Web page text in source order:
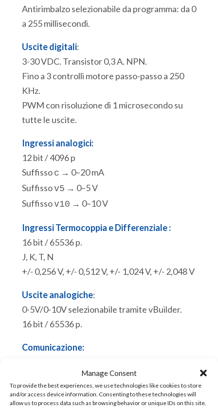
Manage Consent
To provide the best experiences, we use technologies like cookies to store
and/or access device information. Consenting to these technologies will
allow us to process data such as browsing behavior or unique IDs on this site.
Antirimbalzo selezionabile da programma: da 0
a 255 millisecondi.
Uscite digitali:
3-30 VDC. Transistor 0,3 A. NPN.
Fino a 3 controlli motore passo-passo a 250
KHz.
PWM con risoluzione di 1 microsecondo su
tutte le uscite.
Ingressi analogici:
12 bit / 4096 p
Suffisso c → 0–20 mA
Suffissov5 → 0–5 V
Suffissov10 → 0–10 V
Ingressi Termocoppia e Differenziale :
16 bit / 65536 p.
J, K, T, N
+/- 0,256 V, +/- 0,512 V, +/- 1,024 V, +/- 2,048 V
Uscite analogiche:
0-5V/0-10V selezionabile tramite vBuilder.
16 bit / 65536 p.
Comunicazione:
Porta di programmazione Micro USB. Slave
Modbus RTU.